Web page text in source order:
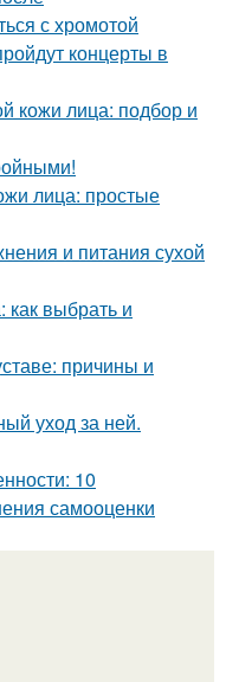
с хромотой
концерты в
кожи лица: подбор и
лица: простые
и питания сухой
как выбрать и
причины и
уход за ней.
10
самооценки